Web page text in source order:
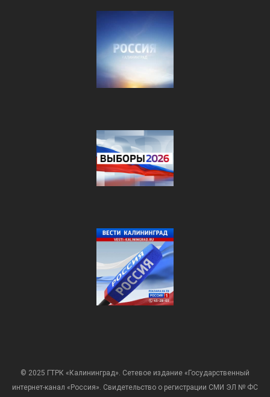
© 2025 ГТРК «Калининград». Сетевое издание «Государственный
интернет-канал «Россия». Свидетельство о регистрации СМИ ЭЛ № ФС